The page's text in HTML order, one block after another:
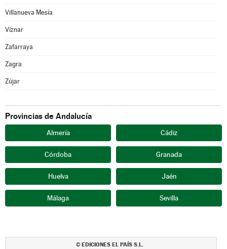
Villanueva Mesía
Víznar
Zafarraya
Zagra
Zújar
Provincias de Andalucía
Almería Cádiz
Córdoba Granada
Huelva Jaén
Málaga Sevilla
© EDICIONES EL PAÍS S.L.